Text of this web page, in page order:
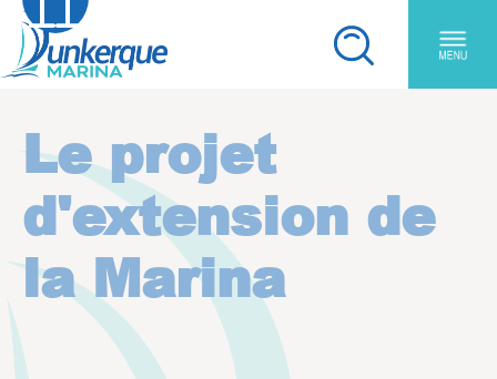
Aller au contenu principal
Le projet
d'extension de
la Marina
Panneau de gestion des cookies